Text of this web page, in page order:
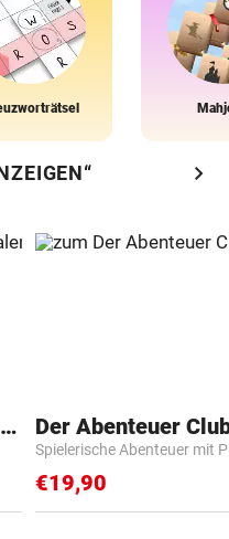
chevron_right
DKT - Klimaneutrales Talent Der Abenteuer
Spielerische Abenteuer mit
€19,90